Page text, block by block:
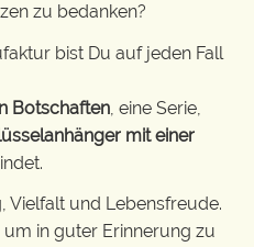
zu bedanken?
bist Du auf jeden Fall
Botschaften , eine Serie,
mit einer
Vielfalt und Lebensfreude.
in guter Erinnerung zu